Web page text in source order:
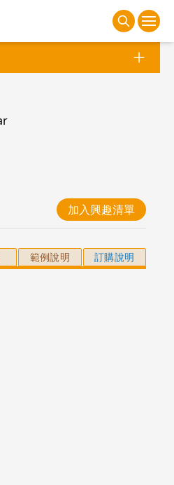
加入興趣清單
範例說明 訂購說明